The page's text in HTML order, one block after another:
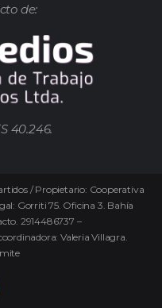
de:
40.246.
/ Propietario: Cooperativa
Gorriti 75. Oficina 3. Bahía
2914486737 –
Valeria Villagra.